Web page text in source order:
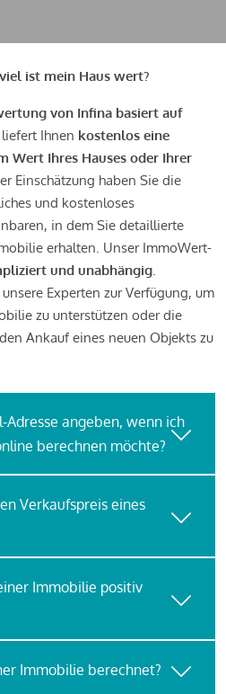
ist mein Haus wert?
von Infina basiert auf
Ihnen kostenlos eine
Wert Ihres Hauses oder Ihrer
Einschätzung haben Sie die
und kostenloses
in dem Sie detaillierte
erhalten. Unser ImmoWert-
und unabhängig.
Experten zur Verfügung, um
zu unterstützen oder die
Ankauf eines neuen Objekts zu
Adresse angeben, wenn ich
berechnen möchte?
Verkaufspreis eines
Immobilie positiv
Immobilie berechnet?